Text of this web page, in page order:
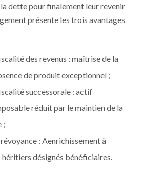
dette pour finalement leur revenir
présente les trois avantages
des revenus : maîtrise de la
de produit exceptionnel ;
successorale : actif
réduit par le maintien de la
;
: Aenrichissement à
désignés bénéficiaires.